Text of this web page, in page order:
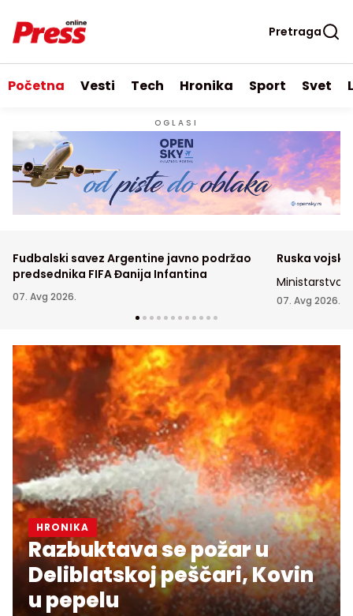
Pretraga
Početna Vesti Tech Hronika Sport Svet
OGLASI
Fudbalski savez Argentine javno podržao
predsednika FIFA Đanija Infantina
07. Avg 2026.
Ruska
Ministarstvo
njihove
07. Avg 2026.
HRONIKA
Razbuktava se požar u
Deliblatskoj peščari, Kovin
u pepelu